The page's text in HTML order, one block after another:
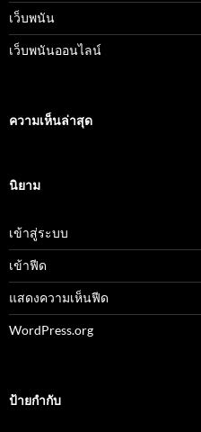
เว็บพนัน
เว็บพนันออนไลน์
ความเห็นล่าสุด
นิยาม
เข้าสู่ระบบ
เข้าฟีด
แสดงความเห็นฟีด
WordPress.org
ป้ายกำกับ